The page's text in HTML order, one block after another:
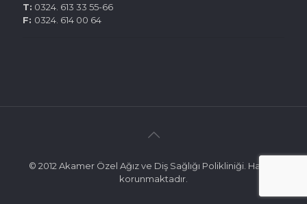
T: 0324. 613 33 55-66
F: 0324. 614 00 64
© 2012 Akamer Özel Ağız ve Diş Sağlığı Polikliniği. Hakları
korunmaktadır.